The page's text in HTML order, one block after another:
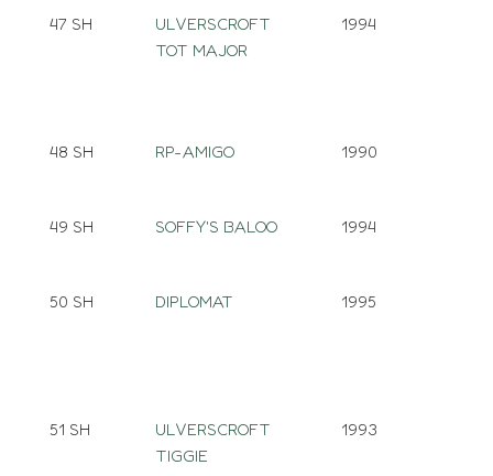
47 SH
ULVERSCROFT
TOT MAJOR
1994
48 SH RP-AMIGO 1990
49 SH SOFFY'S BALOO 1994
50 SH DIPLOMAT 1995
51 SH
ULVERSCROFT
TIGGIE
1993